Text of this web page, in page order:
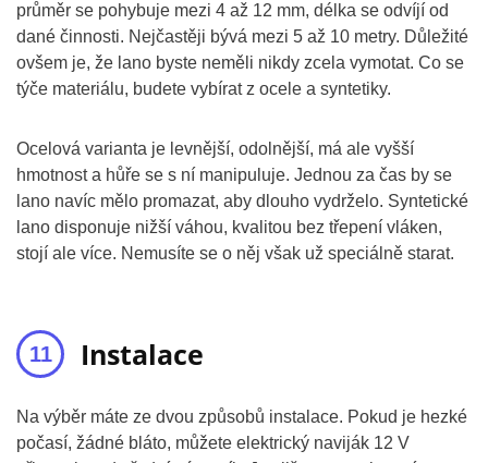
průměr se pohybuje mezi 4 až 12 mm, délka se odvíjí od
dané činnosti. Nejčastěji bývá mezi 5 až 10 metry. Důležité
ovšem je, že lano byste neměli nikdy zcela vymotat. Co se
týče materiálu, budete vybírat z ocele a syntetiky.
Ocelová varianta je levnější, odolnější, má ale vyšší
hmotnost a hůře se s ní manipuluje. Jednou za čas by se
lano navíc mělo promazat, aby dlouho vydrželo. Syntetické
lano disponuje nižší váhou, kvalitou bez třepení vláken,
stojí ale více. Nemusíte se o něj však už speciálně starat.
Instalace
Na výběr máte ze dvou způsobů instalace. Pokud je hezké
počasí, žádné bláto, můžete elektrický naviják 12 V